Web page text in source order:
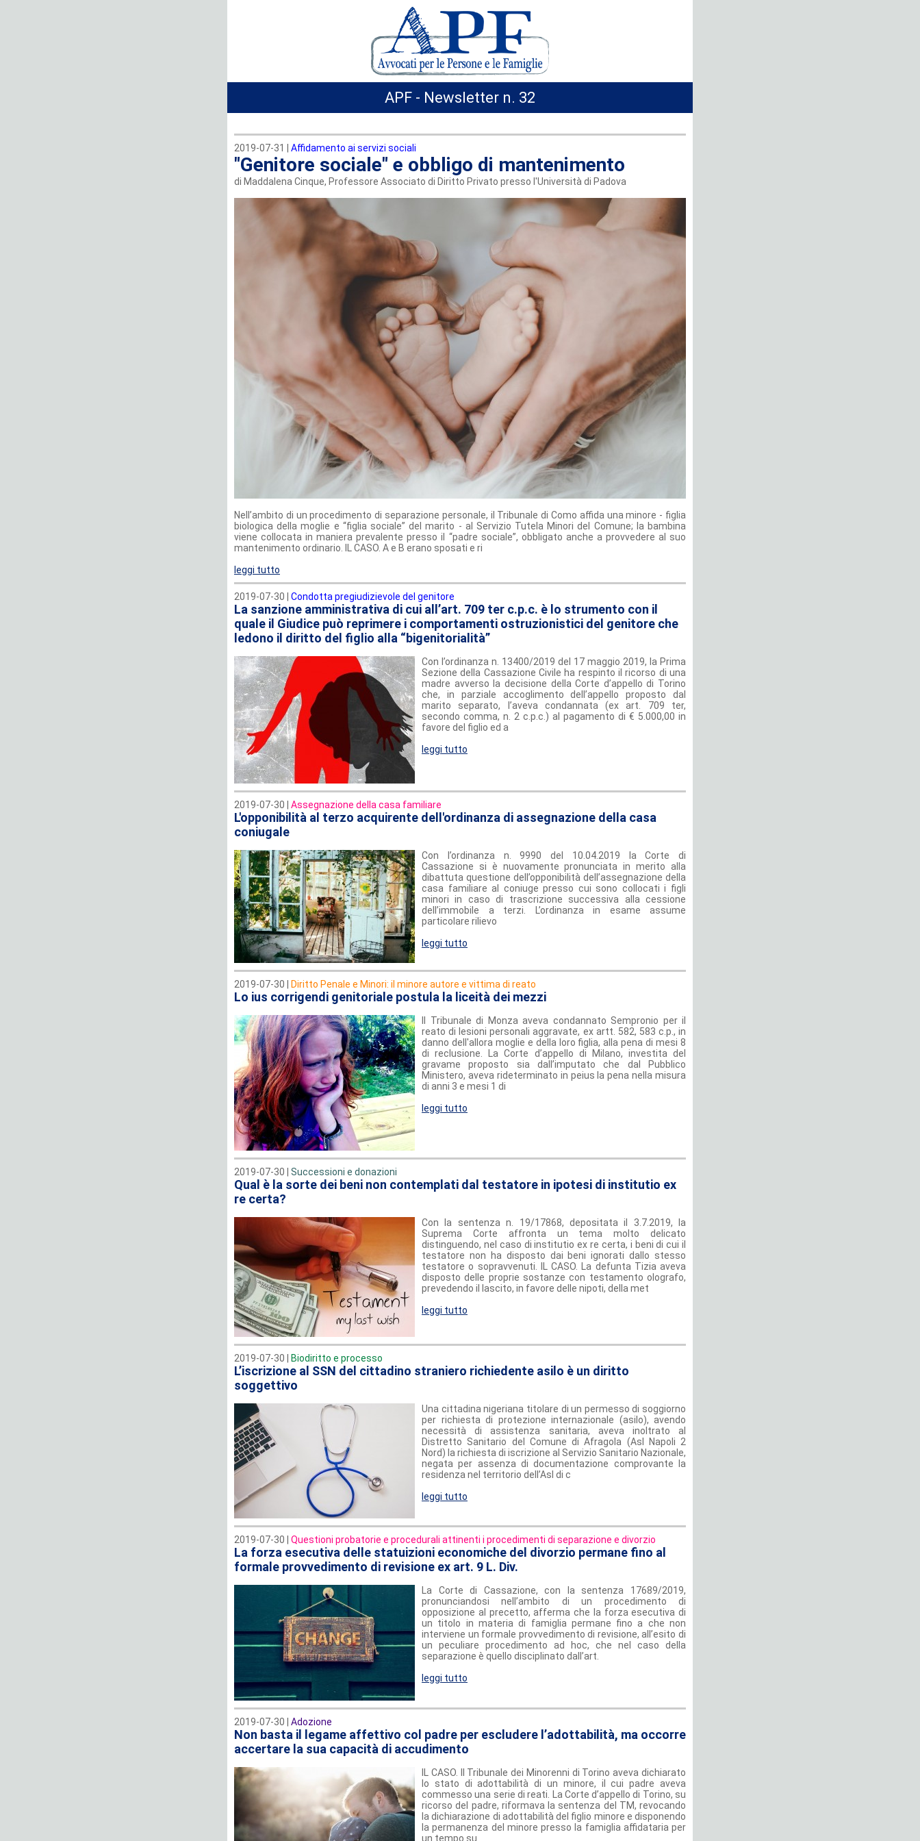
APF - Newsletter n. 32
2019-07-31 | Affidamento ai servizi sociali
"Genitore sociale" e obbligo di mantenimento
di Maddalena Cinque, Professore Associato di Diritto Privato presso l'Università di Padova
Nell’ambito di un procedimento di separazione personale, il Tribunale di Como affida una minore - figlia
biologica della moglie e “figlia sociale” del marito - al Servizio Tutela Minori del Comune; la bambina
viene collocata in maniera prevalente presso il “padre sociale”, obbligato anche a provvedere al suo
mantenimento ordinario. IL CASO. A e B erano sposati e ri
leggi tutto
2019-07-30 | Condotta pregiudizievole del genitore
La sanzione amministrativa di cui all’art. 709 ter c.p.c. è lo strumento con il
quale il Giudice può reprimere i comportamenti ostruzionistici del genitore che
ledono il diritto del figlio alla “bigenitorialità”
Con l’ordinanza n. 13400/2019 del 17 maggio 2019, la Prima
Sezione della Cassazione Civile ha respinto il ricorso di una
madre avverso la decisione della Corte d’appello di Torino
che, in parziale accoglimento dell’appello proposto dal
marito separato, l’aveva condannata (ex art. 709 ter,
secondo comma, n. 2 c.p.c.) al pagamento di € 5.000,00 in
favore del figlio ed a
leggi tutto
2019-07-30 | Assegnazione della casa familiare
L'opponibilità al terzo acquirente dell'ordinanza di assegnazione della casa
coniugale
Con l’ordinanza n. 9990 del 10.04.2019 la Corte di
Cassazione si è nuovamente pronunciata in merito alla
dibattuta questione dell’opponibilità dell’assegnazione della
casa familiare al coniuge presso cui sono collocati i figli
minori in caso di trascrizione successiva alla cessione
dell’immobile a terzi. L’ordinanza in esame assume
particolare rilievo
leggi tutto
2019-07-30 | Diritto Penale e Minori: il minore autore e vittima di reato
Lo ius corrigendi genitoriale postula la liceità dei mezzi
Il Tribunale di Monza aveva condannato Sempronio per il
reato di lesioni personali aggravate, ex artt. 582, 583 c.p., in
danno dell'allora moglie e della loro figlia, alla pena di mesi 8
di reclusione. La Corte d’appello di Milano, investita del
gravame proposto sia dall’imputato che dal Pubblico
Ministero, aveva rideterminato in peius la pena nella misura
di anni 3 e mesi 1 di
leggi tutto
2019-07-30 | Successioni e donazioni
Qual è la sorte dei beni non contemplati dal testatore in ipotesi di institutio ex
re certa?
Con la sentenza n. 19/17868, depositata il 3.7.2019, la
Suprema Corte affronta un tema molto delicato
distinguendo, nel caso di institutio ex re certa, i beni di cui il
testatore non ha disposto dai beni ignorati dallo stesso
testatore o sopravvenuti. IL CASO. La defunta Tizia aveva
disposto delle proprie sostanze con testamento olografo,
prevedendo il lascito, in favore delle nipoti, della met
leggi tutto
2019-07-30 | Biodiritto e processo
L’iscrizione al SSN del cittadino straniero richiedente asilo è un diritto
soggettivo
Una cittadina nigeriana titolare di un permesso di soggiorno
per richiesta di protezione internazionale (asilo), avendo
necessità di assistenza sanitaria, aveva inoltrato al
Distretto Sanitario del Comune di Afragola (Asl Napoli 2
Nord) la richiesta di iscrizione al Servizio Sanitario Nazionale,
negata per assenza di documentazione comprovante la
residenza nel territorio dell’Asl di c
leggi tutto
2019-07-30 | Questioni probatorie e procedurali attinenti i procedimenti di separazione e divorzio
La forza esecutiva delle statuizioni economiche del divorzio permane fino al
formale provvedimento di revisione ex art. 9 L. Div.
La Corte di Cassazione, con la sentenza 17689/2019,
pronunciandosi nell’ambito di un procedimento di
opposizione al precetto, afferma che la forza esecutiva di
un titolo in materia di famiglia permane fino a che non
interviene un formale provvedimento di revisione, all’esito di
un peculiare procedimento ad hoc, che nel caso della
separazione è quello disciplinato dall’art.
leggi tutto
2019-07-30 | Adozione
Non basta il legame affettivo col padre per escludere l’adottabilità, ma occorre
accertare la sua capacità di accudimento
IL CASO. Il Tribunale dei Minorenni di Torino aveva dichiarato
lo stato di adottabilità di un minore, il cui padre aveva
commesso una serie di reati. La Corte d’appello di Torino, su
ricorso del padre, riformava la sentenza del TM, revocando
la dichiarazione di adottabilità del figlio minore e disponendo
la permanenza del minore presso la famiglia affidataria per
un tempo su